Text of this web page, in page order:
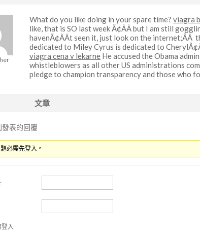
What do you like doing in your spare time? viagra
like, that is SO last week Ã¢ÂÂ but I am still
havenÃ¢ÂÂt seen it, just look on the
dedicated to Miley Cyrus is dedicated to
viagra cena v lekarne He accused the Obama
whistleblowers as all other US administrations
pledge to champion transparency and those who
文章
發表的回覆
必需先登入。
入